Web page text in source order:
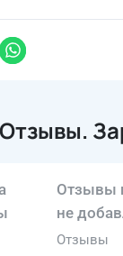
Отзывы
не
Отзывы